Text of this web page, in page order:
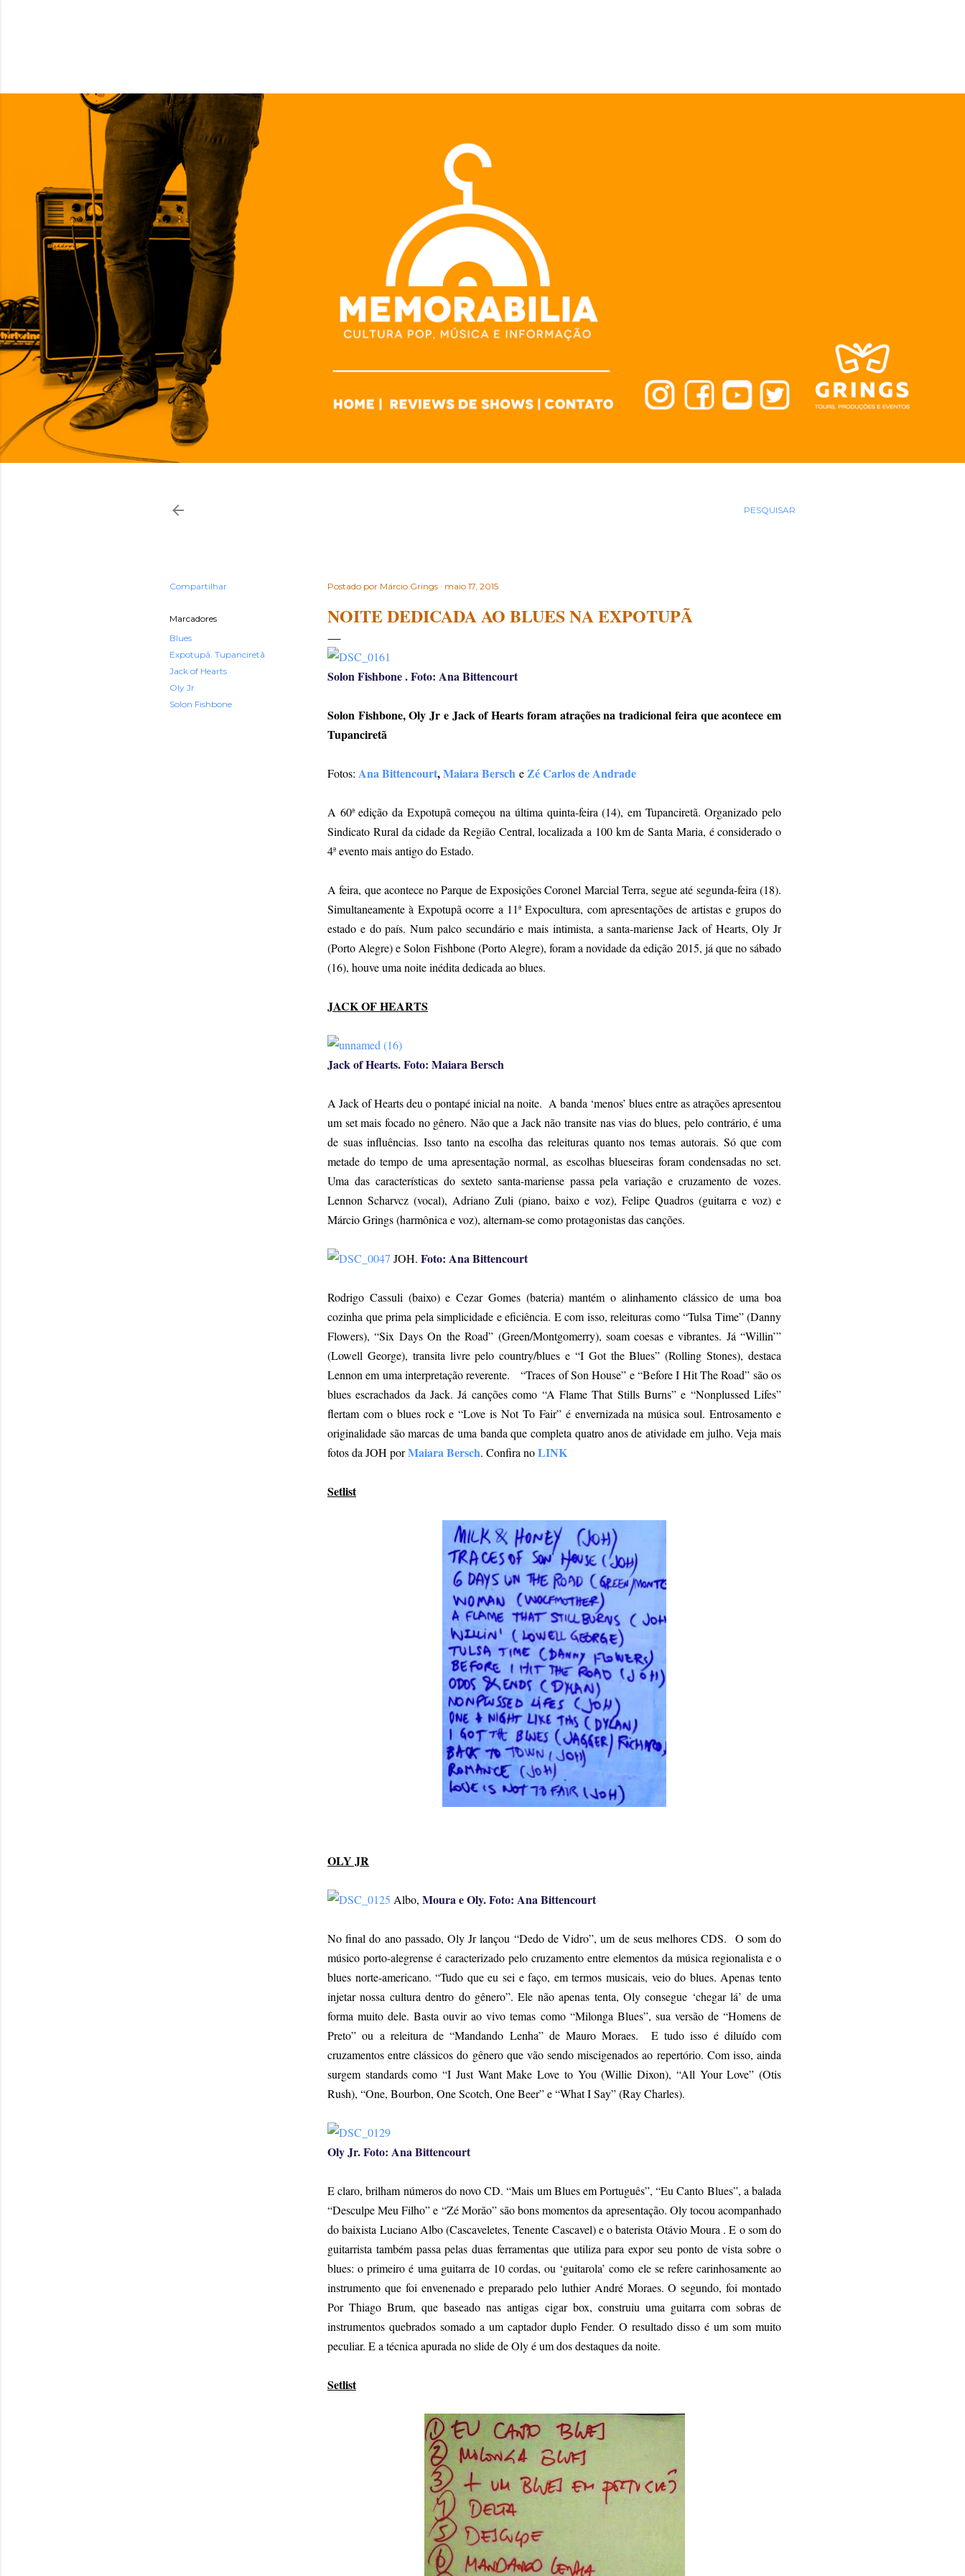
PESQUISAR
Compartilhar
Marcadores
Blues
Expotupã. Tupanciretã
Jack of Hearts
Oly Jr
Solon Fishbone
Postado por Márcio Grings maio 17, 2015
NOITE DEDICADA AO BLUES NA EXPOTUPÃ
Solon Fishbone . Foto: Ana Bittencourt
Solon Fishbone, Oly Jr e Jack of Hearts foram atrações na tradicional feira que acontece em
Tupanciretã
Fotos: Ana Bittencourt,Maiara Bersch eZé Carlos de Andrade
A 60ª edição da Expotupã começou na última quinta-feira (14), em Tupanciretã. Organizado pelo
Sindicato Rural da cidade da Região Central, localizada a 100 km de Santa Maria, é considerado o
4ª evento mais antigo do Estado.
A feira, que acontece no Parque de Exposições Coronel Marcial Terra, segue até segunda-feira (18).
Simultaneamente à Expotupã ocorre a 11ª Expocultura, com apresentações de artistas e grupos do
estado e do país. Num palco secundário e mais intimista, a santa-mariense Jack of Hearts, Oly Jr
(Porto Alegre) e Solon Fishbone (Porto Alegre), foram a novidade da edição 2015, já que no sábado
(16), houve uma noite inédita dedicada ao blues.
JACK OF HEARTS
Jack of Hearts. Foto: Maiara Bersch
A Jack of Hearts deu o pontapé inicial na noite. A banda ‘menos’ blues entre as atrações apresentou
um set mais focado no gênero. Não que a Jack não transite nas vias do blues, pelo contrário, é uma
de suas influências. Isso tanto na escolha das releituras quanto nos temas autorais. Só que com
metade do tempo de uma apresentação normal, as escolhas blueseiras foram condensadas no set.
Uma das características do sexteto santa-mariense passa pela variação e cruzamento de vozes.
Lennon Scharvcz (vocal), Adriano Zuli (piano, baixo e voz), Felipe Quadros (guitarra e voz) e
Márcio Grings (harmônica e voz), alternam-se como protagonistas das canções.
JOH. Foto: Ana Bittencourt
Rodrigo Cassuli (baixo) e Cezar Gomes (bateria) mantém o alinhamento clássico de uma boa
cozinha que prima pela simplicidade e eficiência. E com isso, releituras como “Tulsa Time” (Danny
Flowers), “Six Days On the Road” (Green/Montgomerry), soam coesas e vibrantes. Já “Willin’”
(Lowell George), transita livre pelo country/blues e “I Got the Blues” (Rolling Stones), destaca
Lennon em uma interpretação reverente. “Traces of Son House” e “Before I Hit The Road” são os
blues escrachados da Jack. Já canções como “A Flame That Stills Burns” e “Nonplussed Lifes”
flertam com o blues rock e “Love is Not To Fair” é envernizada na música soul. Entrosamento e
originalidade são marcas de uma banda que completa quatro anos de atividade em julho. Veja mais
fotos da JOH porMaiara Bersch. Confira noLINK
Setlist
OLY JR
Albo, Moura e Oly. Foto: Ana Bittencourt
No final do ano passado, Oly Jr lançou “Dedo de Vidro”, um de seus melhores CDS. O som do
músico porto-alegrense é caracterizado pelo cruzamento entre elementos da música regionalista e o
blues norte-americano. “Tudo que eu sei e faço, em termos musicais, veio do blues. Apenas tento
injetar nossa cultura dentro do gênero”. Ele não apenas tenta, Oly consegue ‘chegar lá’ de uma
forma muito dele. Basta ouvir ao vivo temas como “Milonga Blues”, sua versão de “Homens de
Preto” ou a releitura de “Mandando Lenha” de Mauro Moraes. E tudo isso é diluído com
cruzamentos entre clássicos do gênero que vão sendo miscigenados ao repertório. Com isso, ainda
surgem standards como “I Just Want Make Love to You (Willie Dixon), “All Your Love” (Otis
Rush), “One, Bourbon, One Scotch, One Beer” e “What I Say” (Ray Charles).
Oly Jr. Foto: Ana Bittencourt
E claro, brilham números do novo CD. “Mais um Blues em Português”, “Eu Canto Blues”, a balada
“Desculpe Meu Filho” e “Zé Morão” são bons momentos da apresentação. Oly tocou acompanhado
do baixista Luciano Albo (Cascaveletes, Tenente Cascavel) e o baterista Otávio Moura . E o som do
guitarrista também passa pelas duas ferramentas que utiliza para expor seu ponto de vista sobre o
blues: o primeiro é uma guitarra de 10 cordas, ou ‘guitarola’ como ele se refere carinhosamente ao
instrumento que foi envenenado e preparado pelo luthier André Moraes. O segundo, foi montado
Por Thiago Brum, que baseado nas antigas cigar box, construiu uma guitarra com sobras de
instrumentos quebrados somado a um captador duplo Fender. O resultado disso é um som muito
peculiar. E a técnica apurada no slide de Oly é um dos destaques da noite.
Setlist